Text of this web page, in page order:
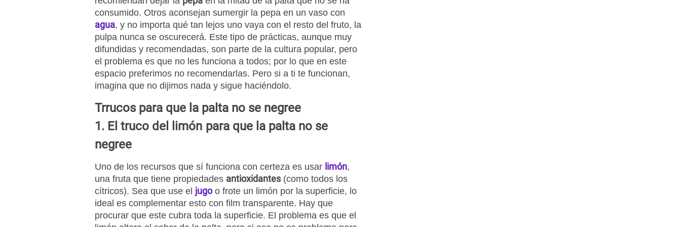
consumido. Otros aconsejan sumergir la pepa en un vaso con
agua, y no importa qué tan lejos uno vaya con el resto del fruto, la
pulpa nunca se oscurecerá. Este tipo de prácticas, aunque muy
difundidas y recomendadas, son parte de la cultura popular, pero
el problema es que no les funciona a todos; por lo que en este
espacio preferimos no recomendarlas. Pero si a ti te funcionan,
imagina que no dijimos nada y sigue haciéndolo.
Trrucos para que la palta no se negree
1. El truco del limón para que la palta no se
negree
Uno de los recursos que sí funciona con certeza es usar limón,
una fruta que tiene propiedades antioxidantes (como todos los
cítricos). Sea que use el jugoo frote un limón por la superficie, lo
ideal es complementar esto con film transparente. Hay que
procurar que este cubra toda la superficie. El problema es que el